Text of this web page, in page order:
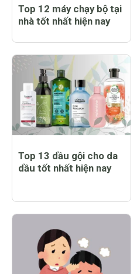
Top 12 máy chạy bộ tại
nhà tốt nhất hiện nay
Top 13 dầu gội cho da
dầu tốt nhất hiện nay